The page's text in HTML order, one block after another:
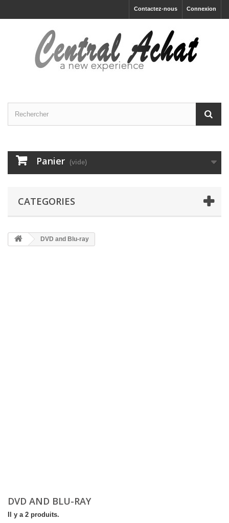
Connexion
Contactez-nous
Panier (vide)
CATEGORIES
DVD and Blu-ray
DVD AND BLU-RAY
Il y a 2 produits.